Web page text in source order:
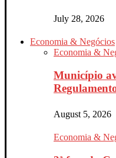
July 28, 2026
Economia & Negócios
Economia &
Município
August 5, 2026
Economia &